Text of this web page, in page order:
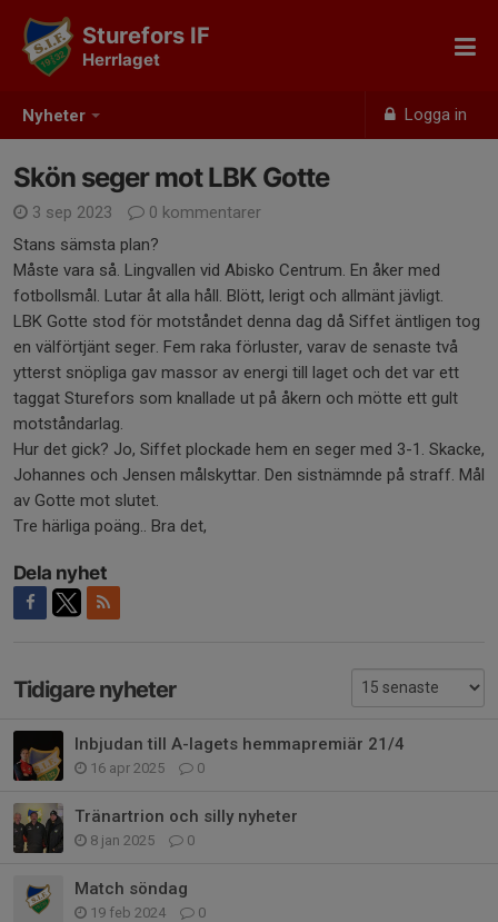
Nyheter Logga in
Sturefors IF
Herrlaget
Skön seger mot LBK Gotte
3 sep 2023
0 kommentarer
Stans sämsta plan?
Måste vara så. Lingvallen vid Abisko Centrum. En åker med
fotbollsmål. Lutar åt alla håll. Blött, lerigt och allmänt jävligt.
LBK Gotte stod för motståndet denna dag då Siffet äntligen tog
en välförtjänt seger. Fem raka förluster, varav de senaste två
ytterst snöpliga gav massor av energi till laget och det var ett
taggat Sturefors som knallade ut på åkern och mötte ett gult
motståndarlag.
Hur det gick? Jo, Siffet plockade hem en seger med 3-1. Skacke,
Johannes och Jensen målskyttar. Den sistnämnde på straff. Mål
av Gotte mot slutet.
Tre härliga poäng.. Bra det,
Dela nyhet
Tidigare nyheter
Inbjudan till A-lagets hemmapremiär 21/4
16 apr 2025 0
Tränartrion och silly nyheter
8 jan 2025 0
Match söndag
19 feb 2024 0